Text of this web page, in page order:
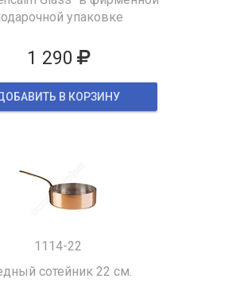
упаковке
1 290
В КОРЗИНУ
1114-22
сотейник 22 см.